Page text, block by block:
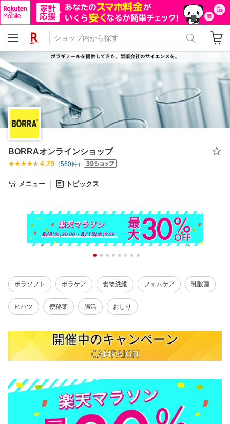
BORRAオンラインショップ
4.79 （560件）
メニュー トピックス
ボラソフト ボラケア 食物繊維 フェムケア 乳酸菌
ヒハツ 便秘薬 腸活 おしり